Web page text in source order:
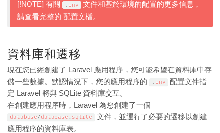
[!NOTE] 有關 . env
文件和基於環境的配置的更多信息，
請查看完整的 配置文檔。
資料庫和遷移
現在您已經創建了 Laravel 應用程序，您可能希望在資料庫中存
儲一些數據。默認情況下，您的應用程序的
. env
配置文件指
定 Laravel 將與 SQLite 資料庫交互。
在創建應用程序時，Laravel 為您創建了一個
database/database . sqlite
文件，並運行了必要的遷移以創建
應用程序的資料庫表。